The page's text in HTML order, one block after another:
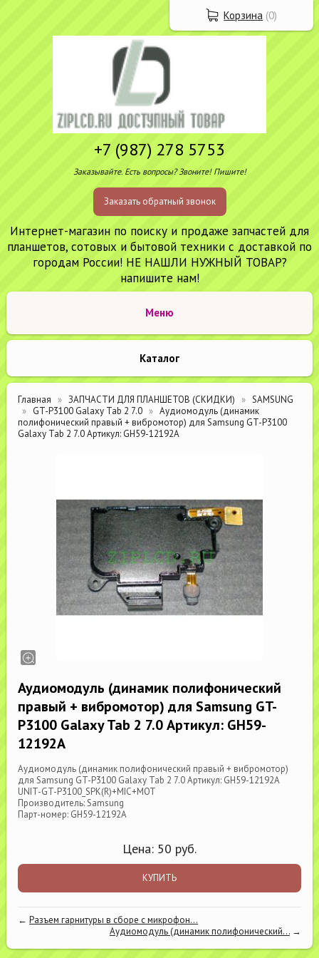
+7 (987) 278 5753
Заказывайте. Есть вопросы? Звоните! Пишите!
Заказать обратный звонок
Интернет-магазин по поиску и продаже запчастей для
планшетов, сотовых и бытовой техники с доставкой по
городам России! НЕ НАШЛИ НУЖНЫЙ ТОВАР?
напишите нам!
Каталог
Главная ЗАПЧАСТИ ДЛЯ ПЛАНШЕТОВ (СКИДКИ)
SAMSUNG
GT-P3100 Galaxy Tab 2 7.0
Аудиомодуль (динамик
полифонический правый + вибромотор) для Samsung GT-P3100
Galaxy Tab 2 7.0 Артикул: GH59-12192A
Аудиомодуль (динамик полифонический
правый + вибромотор) для Samsung GT-
P3100 Galaxy Tab 2 7.0 Артикул: GH59-
12192A
Аудиомодуль (динамик полифонический правый + вибромотор)
для Samsung GT-P3100 Galaxy Tab 2 7.0 Артикул: GH59-12192A
UNIT-GT-P3100_SPK(R)+MIC+MOT
Производитель: Samsung
Парт-номер: GH59-12192A
Цена: 50 руб.
КУПИТЬ
←Разъем гарнитуры в сборе с микрофон...
Аудиомодуль (динамик полифонический...→
Корзина (0)